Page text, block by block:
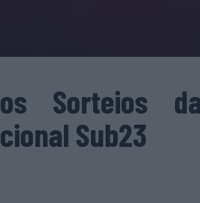
Sorteios
Sub23